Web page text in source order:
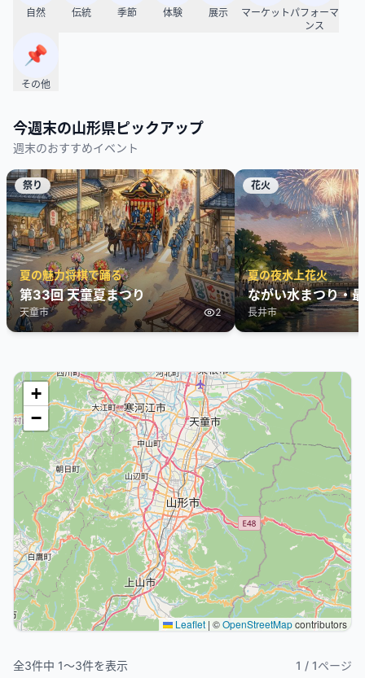
自然 伝統 季節 体験 展示 マーケット パフォーマ
ンス
📌
その他
今週末の山形県 ピックアップ
週末のおすすめイベント
祭り
夏の魅力将棋で踊る
第33回 天童夏まつり
天童市 2
花火
夏の夜水上花火
ながい水まつり・
長井市
+
−
Leaflet | ©OpenStreetMapcontributors
全3件中 1〜3件を表示 1 / 1ページ